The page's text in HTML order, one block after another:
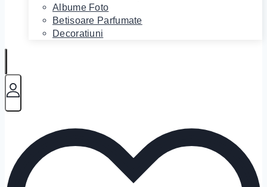
Albume Foto
Betisoare Parfumate
Decoratiuni